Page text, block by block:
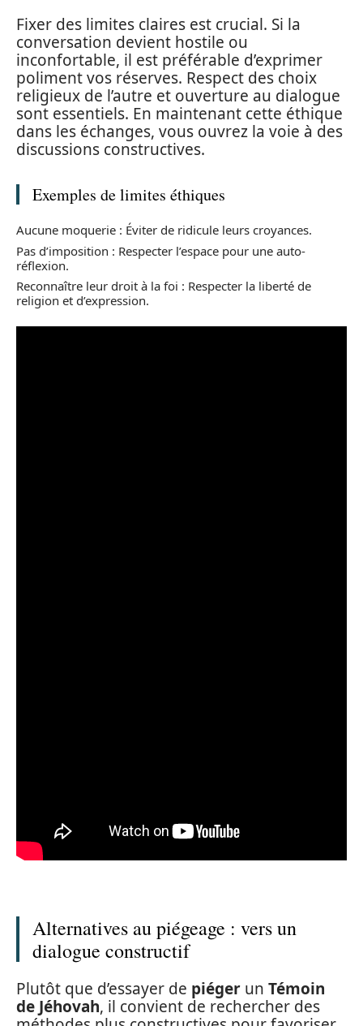
Fixer des limites claires est crucial. Si la
conversation devient hostile ou
inconfortable, il est préférable d’exprimer
poliment vos réserves. Respect des choix
religieux de l’autre et ouverture au dialogue
sont essentiels. En maintenant cette éthique
dans les échanges, vous ouvrez la voie à des
discussions constructives.
Exemples de limites éthiques
Aucune moquerie : Éviter de ridicule leurs croyances.
Pas d’imposition : Respecter l’espace pour une auto-
réflexion.
Reconnaître leur droit à la foi : Respecter la liberté de
religion et d’expression.
Alternatives au piégeage : vers un
dialogue constructif
Plutôt que d’essayer de piéger un Témoin
de Jéhovah, il convient de rechercher des